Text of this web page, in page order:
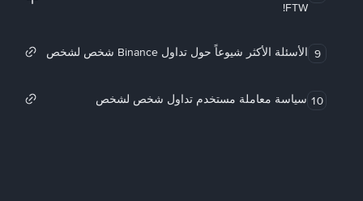
FTW!
9 الأسئلة الأكثر شيوعاً حول تداول Binance شخص لشخص
10 سياسة معاملة مستخدم تداول شخص لشخص